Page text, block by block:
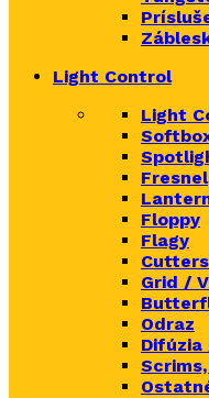
Light Control
Light
Fresnel
Floppy
Flagy
Cutters
Grid /
Odraz
Scrims,